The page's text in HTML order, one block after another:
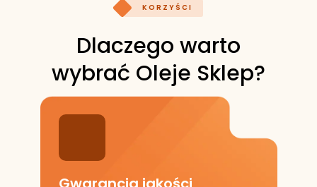
KORZYŚCI
Dlaczego warto
wybrać Oleje Sklep?